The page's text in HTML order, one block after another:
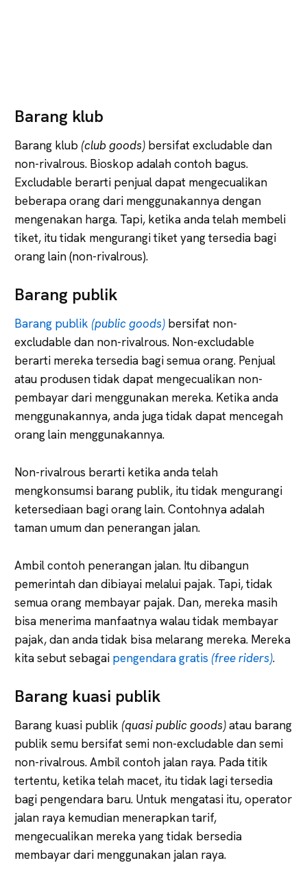
Barang klub
Barang klub (club goods) bersifat excludable dan
non-rivalrous. Bioskop adalah contoh bagus.
Excludable berarti penjual dapat mengecualikan
beberapa orang dari menggunakannya dengan
mengenakan harga. Tapi, ketika anda telah membeli
tiket, itu tidak mengurangi tiket yang tersedia bagi
orang lain (non-rivalrous).
Barang publik
Barang publik (public goods) bersifat non-
excludable dan non-rivalrous. Non-excludable
berarti mereka tersedia bagi semua orang. Penjual
atau produsen tidak dapat mengecualikan non-
pembayar dari menggunakan mereka. Ketika anda
menggunakannya, anda juga tidak dapat mencegah
orang lain menggunakannya.
Non-rivalrous berarti ketika anda telah
mengkonsumsi barang publik, itu tidak mengurangi
ketersediaan bagi orang lain. Contohnya adalah
taman umum dan penerangan jalan.
Ambil contoh penerangan jalan. Itu dibangun
pemerintah dan dibiayai melalui pajak. Tapi, tidak
semua orang membayar pajak. Dan, mereka masih
bisa menerima manfaatnya walau tidak membayar
pajak, dan anda tidak bisa melarang mereka. Mereka
kita sebut sebagai pengendara gratis (free riders).
Barang kuasi publik
Barang kuasi publik (quasi public goods)atau barang
publik semu bersifat semi non-excludable dan semi
non-rivalrous. Ambil contoh jalan raya. Pada titik
tertentu, ketika telah macet, itu tidak lagi tersedia
bagi pengendara baru. Untuk mengatasi itu, operator
jalan raya kemudian menerapkan tarif,
mengecualikan mereka yang tidak bersedia
membayar dari menggunakan jalan raya.